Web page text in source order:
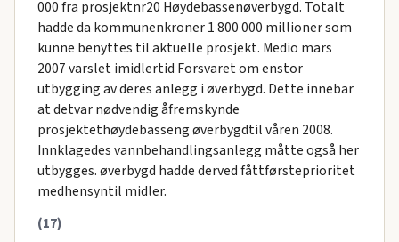
000 fra prosjektnr20 Høydebassenøverbygd. Totalt
hadde da kommunenkroner 1 800 000 millioner som
kunne benyttes til aktuelle prosjekt. Medio mars
2007 varslet imidlertid Forsvaret om enstor
utbygging av deres anlegg i øverbygd. Dette innebar
at detvar nødvendig åfremskynde
prosjektethøydebasseng øverbygdtil våren 2008.
Innklagedes vannbehandlingsanlegg måtte også her
utbygges. øverbygd hadde derved fåttførsteprioritet
medhensyntil midler.
(17)